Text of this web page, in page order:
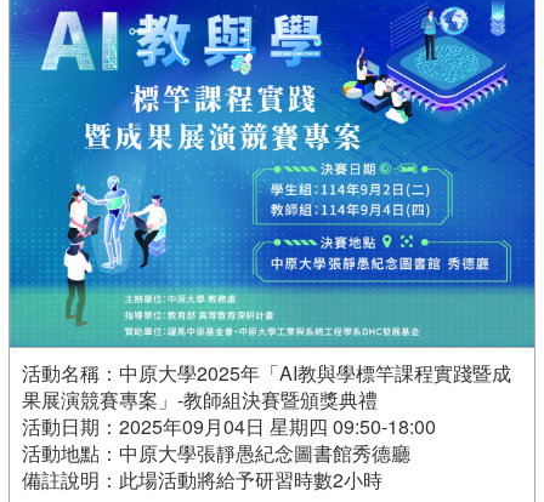
活動名稱：中原大學2025年「AI教與學標竿課程實踐暨成
果展演競賽專案」-教師組決賽暨頒獎典禮
活動日期：2025年09月04日 星期四 09:50-18:00
活動地點：中原大學張靜愚紀念圖書館秀德廳
備註說明：此場活動將給予研習時數2小時